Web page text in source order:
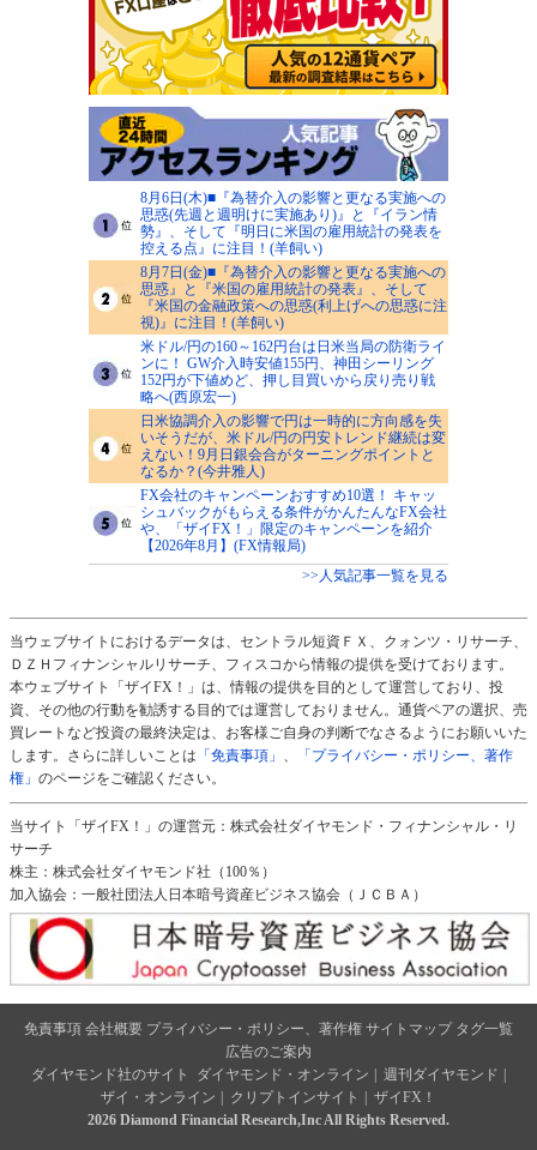
8月6日(木)■『為替介入の影響と更なる実施への
思惑(先週と週明けに実施あり)』と『イラン情
勢』、そして『明日に米国の雇用統計の発表を
控える点』に注目！(羊飼い)
8月7日(金)■『為替介入の影響と更なる実施への
思惑』と『米国の雇用統計の発表』、そして
『米国の金融政策への思惑(利上げへの思惑に注
視)』に注目！(羊飼い)
米ドル/円の160～162円台は日米当局の防衛ライ
ンに！ GW介入時安値155円、神田シーリング
152円が下値めど、押し目買いから戻り売り戦
略へ(西原宏一)
日米協調介入の影響で円は一時的に方向感を失
いそうだが、米ドル/円の円安トレンド継続は変
えない！9月日銀会合がターニングポイントと
なるか？(今井雅人)
FX会社のキャンペーンおすすめ10選！ キャッ
シュバックがもらえる条件がかんたんなFX会社
や、「ザイFX！」限定のキャンペーンを紹介
【2026年8月】(FX情報局)
>>人気記事一覧を見る
当ウェブサイトにおけるデータは、セントラル短資ＦＸ、クォンツ・リサーチ、
ＤＺＨフィナンシャルリサーチ、フィスコから情報の提供を受けております。
本ウェブサイト「ザイFX！」は、情報の提供を目的として運営しており、投
資、その他の行動を勧誘する目的では運営しておりません。通貨ペアの選択、売
買レートなど投資の最終決定は、お客様ご自身の判断でなさるようにお願いいた
します。さらに詳しいことは 「免責事項」
「プライバシー・ポリシー、著作
権」 のページをご確認ください。
当サイト「ザイFX！」の運営元：株式会社ダイヤモンド・フィナンシャル・リ
サーチ
株主：株式会社ダイヤモンド社（100％）
加入協会：一般社団法人日本暗号資産ビジネス協会（ＪＣＢＡ）
免責事項 会社概要 プライバシー・ポリシー、著作権 サイトマップ タグ一覧
広告のご案内
ダイヤモンド社のサイト
ダイヤモンド・オンライン 週刊ダイヤモンド
ザイ・オンライン
クリプトインサイト
ザイFX！
2026 Diamond Financial Research,Inc All Rights Reserved.